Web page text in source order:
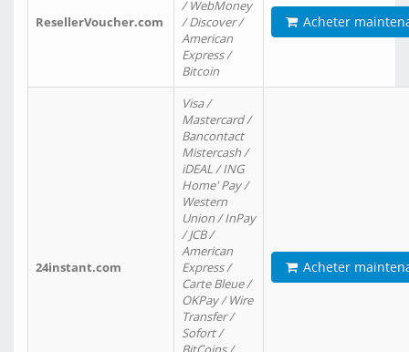
ResellerVoucher.com
/ WebMoney
/ Discover /
American
Express /
Bitcoin
Acheter
24instant.com
Visa /
Mastercard /
Bancontact
Mistercash /
iDEAL / ING
Home' Pay /
Western
Union / InPay
/ JCB /
American
Express /
Carte Bleue /
OKPay / Wire
Transfer /
Sofort /
Acheter